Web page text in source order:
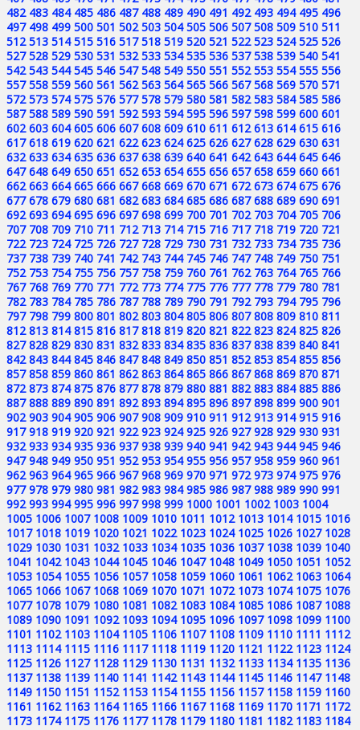
482 483 484 485 486 487 488 489 490 491 492 493 494 495 496
497 498 499 500 501 502 503 504 505 506 507 508 509 510 511
512 513 514 515 516 517 518 519 520 521 522 523 524 525 526
527 528 529 530 531 532 533 534 535 536 537 538 539 540 541
542 543 544 545 546 547 548 549 550 551 552 553 554 555 556
557 558 559 560 561 562 563 564 565 566 567 568 569 570 571
572 573 574 575 576 577 578 579 580 581 582 583 584 585 586
587 588 589 590 591 592 593 594 595 596 597 598 599 600 601
602 603 604 605 606 607 608 609 610 611 612 613 614 615 616
617 618 619 620 621 622 623 624 625 626 627 628 629 630 631
632 633 634 635 636 637 638 639 640 641 642 643 644 645 646
647 648 649 650 651 652 653 654 655 656 657 658 659 660 661
662 663 664 665 666 667 668 669 670 671 672 673 674 675 676
677 678 679 680 681 682 683 684 685 686 687 688 689 690 691
692 693 694 695 696 697 698 699 700 701 702 703 704 705 706
707 708 709 710 711 712 713 714 715 716 717 718 719 720 721
722 723 724 725 726 727 728 729 730 731 732 733 734 735 736
737 738 739 740 741 742 743 744 745 746 747 748 749 750 751
752 753 754 755 756 757 758 759 760 761 762 763 764 765 766
767 768 769 770 771 772 773 774 775 776 777 778 779 780 781
782 783 784 785 786 787 788 789 790 791 792 793 794 795 796
797 798 799 800 801 802 803 804 805 806 807 808 809 810 811
812 813 814 815 816 817 818 819 820 821 822 823 824 825 826
827 828 829 830 831 832 833 834 835 836 837 838 839 840 841
842 843 844 845 846 847 848 849 850 851 852 853 854 855 856
857 858 859 860 861 862 863 864 865 866 867 868 869 870 871
872 873 874 875 876 877 878 879 880 881 882 883 884 885 886
887 888 889 890 891 892 893 894 895 896 897 898 899 900 901
902 903 904 905 906 907 908 909 910 911 912 913 914 915 916
917 918 919 920 921 922 923 924 925 926 927 928 929 930 931
932 933 934 935 936 937 938 939 940 941 942 943 944 945 946
947 948 949 950 951 952 953 954 955 956 957 958 959 960 961
962 963 964 965 966 967 968 969 970 971 972 973 974 975 976
977 978 979 980 981 982 983 984 985 986 987 988 989 990 991
992 993 994 995 996 997 998 999 1000 1001 1002 1003 1004
1005 1006 1007 1008 1009 1010 1011 1012 1013 1014 1015 1016
1017 1018 1019 1020 1021 1022 1023 1024 1025 1026 1027 1028
1029 1030 1031 1032 1033 1034 1035 1036 1037 1038 1039 1040
1041 1042 1043 1044 1045 1046 1047 1048 1049 1050 1051 1052
1053 1054 1055 1056 1057 1058 1059 1060 1061 1062 1063 1064
1065 1066 1067 1068 1069 1070 1071 1072 1073 1074 1075 1076
1077 1078 1079 1080 1081 1082 1083 1084 1085 1086 1087 1088
1089 1090 1091 1092 1093 1094 1095 1096 1097 1098 1099 1100
1101 1102 1103 1104 1105 1106 1107 1108 1109 1110 1111 1112
1113 1114 1115 1116 1117 1118 1119 1120 1121 1122 1123 1124
1125 1126 1127 1128 1129 1130 1131 1132 1133 1134 1135 1136
1137 1138 1139 1140 1141 1142 1143 1144 1145 1146 1147 1148
1149 1150 1151 1152 1153 1154 1155 1156 1157 1158 1159 1160
1161 1162 1163 1164 1165 1166 1167 1168 1169 1170 1171 1172
1173 1174 1175 1176 1177 1178 1179 1180 1181 1182 1183 1184